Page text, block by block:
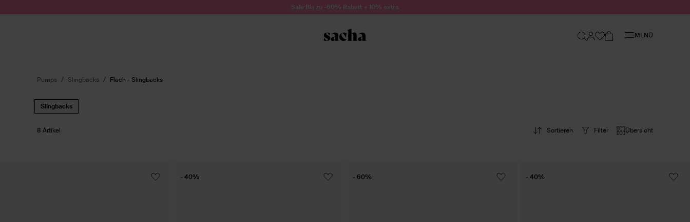
Sale Bis zu -60% Rabatt + 10% extra
MENÜ
Pumps Slingbacks Flach - Slingbacks
Slingbacks
Filter Übersicht
8 Artikel Sortieren
- 40% - 60% - 40%